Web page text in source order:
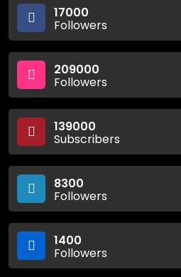
17000
Followers
209000
Followers
139000
Subscribers
8300
Followers
1400
Followers